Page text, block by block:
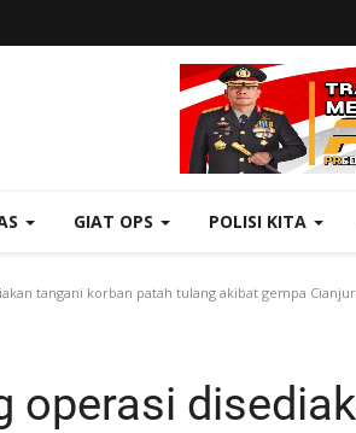
GIAT OPS POLISI KITA
tangani korban patah tulang akibat gempa Cianjur
operasi